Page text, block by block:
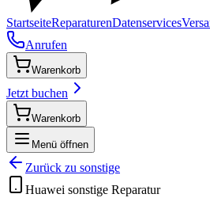
StartseiteReparaturenDatenservices
Anrufen
Warenkorb
Jetzt buchen
Warenkorb
Menü öffnen
Zurück zu sonstige
Huawei sonstige Reparatur